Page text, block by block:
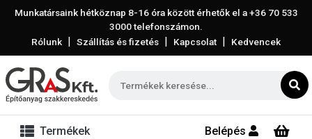
Munkatársaink hétköznap 8-16 óra között érhetők el a+36 70 533
3000telefonszámon.
Rólunk | Szállítás és fizetés | Kapcsolat | Kedvencek
Termékek Belépés